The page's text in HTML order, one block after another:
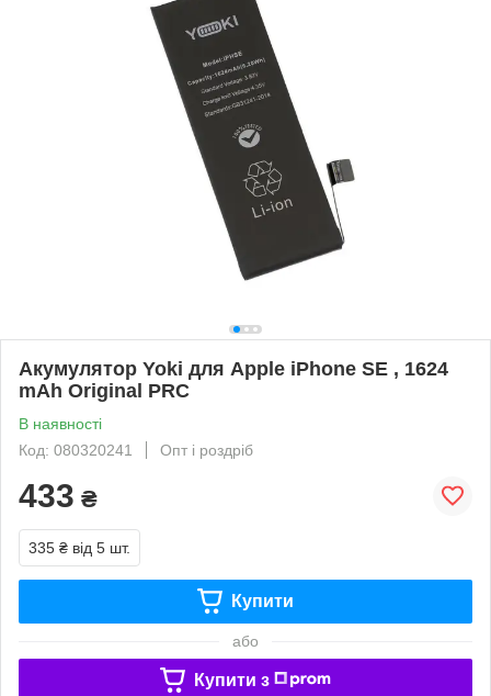
Акумулятор Yoki для Apple iPhone SE , 1624
mAh Original PRC
В наявності
Код: 080320241
Опт і роздріб
433 ₴
335 ₴ від 5 шт.
Купити
або
Купити з